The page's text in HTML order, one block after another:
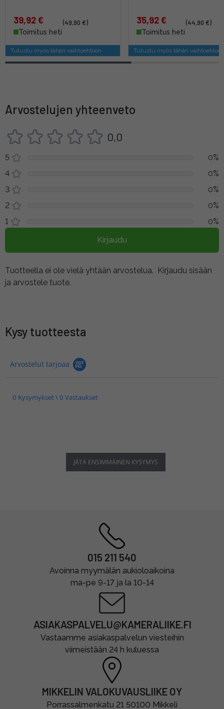
39,92 €
(49,90 €)
Toimitus heti
Tutustu myös tähän vaihtoehtoon
35,92 €
(44,90 €)
Toimitus heti
Tutustu myös tähän
Arvostelujen yhteenveto
0,0
5
0%
4
0%
3
0%
2
0%
1
0%
Kirjaudu
Tuotteella ei ole vielä yhtään arvostelua. Kirjaudu sisään
ja arvostele tuote.
Kysy tuotteesta
Arvostelut tarjoaa
0 Kysymykset \ 0 Vastaukset
JÄTÄ ENSIMMÄINEN KYSYMYS
015 211 540
Avoinna myymälän aukioloaikoina
ma-pe 9-17 ja la 10-14
ASIAKASPALVELU@KAMERALIIKE.FI
Vastaamme asiakaspalvelun viesteihin
viimeistään 24 h kuluessa
MIKKELIN VALOKUVAUSLIIKE OY
Porrassalmenkatu 21 50100 Mikkeli